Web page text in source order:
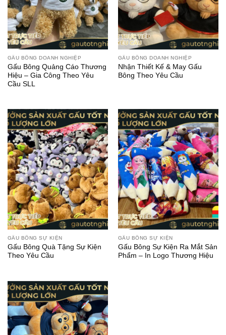
GẤU BÔNG DOANH NGHIỆP
Gấu Bông Quảng Cáo Thương
Hiệu – Gia Công Theo Yêu
Cầu SLL
GẤU BÔNG DOANH NGHIỆP
Nhận Thiết Kế & May Gấu
Bông Theo Yêu Cầu
GẤU BÔNG SỰ KIỆN
Gấu Bông Quà Tặng Sự Kiện
Theo Yêu Cầu
GẤU BÔNG SỰ KIỆN
Gấu Bông Sự Kiện Ra Mắt Sản
Phẩm – In Logo Thương Hiệu